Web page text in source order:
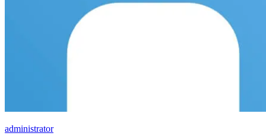
administrator